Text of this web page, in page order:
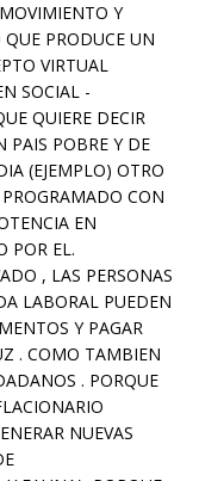
Y
QUE PRODUCE UN
VIRTUAL
SOCIAL -
QUIERE DECIR
PAIS POBRE Y DE
(EJEMPLO) OTRO
CON
EN
POR EL.
, LAS PERSONAS
LABORAL PUEDEN
Y PAGAR
. COMO TAMBIEN
. PORQUE
NUEVAS